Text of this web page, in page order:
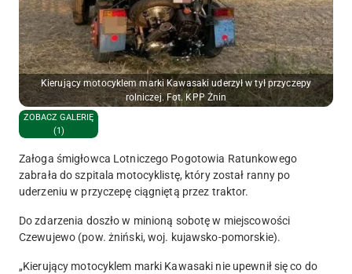
Kierujący motocyklem marki Kawasaki uderzył w tył przyczepy
rolniczej. Fot. KPP Żnin
ZOBACZ GALERIĘ
(1)
Załoga śmigłowca Lotniczego Pogotowia Ratunkowego
zabrała do szpitala motocyklistę, który został ranny po
uderzeniu w przyczepę ciągniętą przez traktor.
Do zdarzenia doszło w minioną sobotę w miejscowości
Czewujewo (pow. żniński, woj. kujawsko-pomorskie).
„Kierujący motocyklem marki Kawasaki nie upewnił się co do